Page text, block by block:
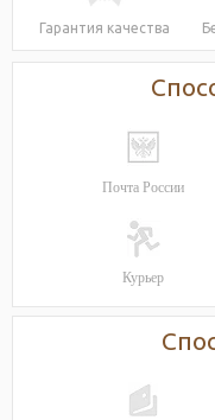
Гарантия качества
Почта России
Курьер